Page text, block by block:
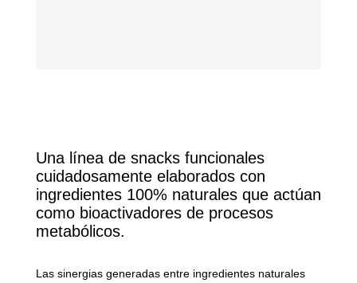
Una línea de snacks funcionales
cuidadosamente elaborados con
ingredientes 100% naturales que actúan
como bioactivadores de procesos
metabólicos.
Las sinergias generadas entre ingredientes naturales